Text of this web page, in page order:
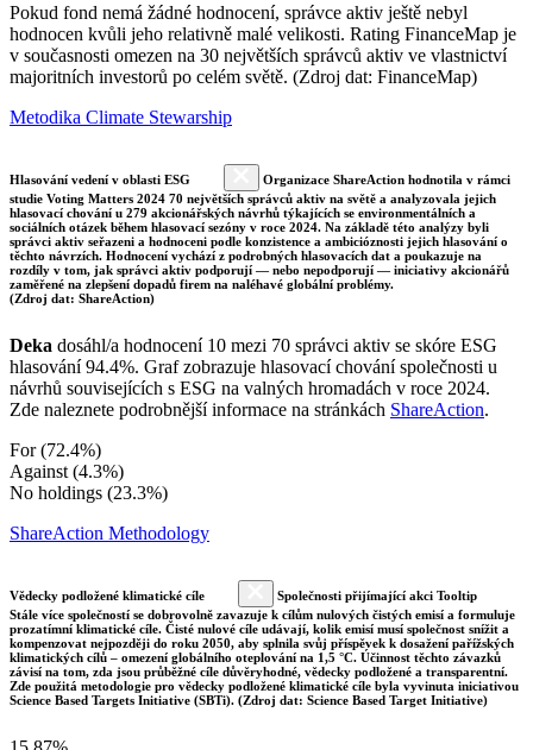
Pokud fond nemá žádné hodnocení, správce aktiv ještě nebyl
hodnocen kvůli jeho relativně malé velikosti. Rating FinanceMap je
v současnosti omezen na 30 největších správců aktiv ve vlastnictví
majoritních investorů po celém světě. (Zdroj dat: FinanceMap)
Metodika Climate Stewarship
Hlasování vedení v oblasti ESG
Organizace ShareAction hodnotila v rámci
studie Voting Matters 2024 70 největších správců aktiv na světě a analyzovala jejich
hlasovací chování u 279 akcionářských návrhů týkajících se environmentálních a
sociálních otázek během hlasovací sezóny v roce 2024. Na základě této analýzy byli
správci aktiv seřazeni a hodnoceni podle konzistence a ambicióznosti jejich hlasování o
těchto návrzích. Hodnocení vychází z podrobných hlasovacích dat a poukazuje na
rozdíly v tom, jak správci aktiv podporují — nebo nepodporují — iniciativy akcionářů
zaměřené na zlepšení dopadů firem na naléhavé globální problémy.
(Zdroj dat: ShareAction)
Deka dosáhl/a hodnocení 10 mezi 70 správci aktiv se skóre ESG
hlasování 94.4%. Graf zobrazuje hlasovací chování společnosti u
návrhů souvisejících s ESG na valných hromadách v roce 2024.
Zde naleznete podrobnější informace na stránkách ShareAction.
For (72.4%)
Against (4.3%)
No holdings (23.3%)
ShareAction Methodology
Vědecky podložené klimatické cíle
Společnosti přijímající akci Tooltip
Stále více společností se dobrovolně zavazuje k cílům nulových čistých emisí a formuluje
prozatímní klimatické cíle. Čisté nulové cíle udávají, kolik emisí musí společnost snížit a
kompenzovat nejpozději do roku 2050, aby splnila svůj příspěvek k dosažení pařížských
klimatických cílů – omezení globálního oteplování na 1,5 °C. Účinnost těchto závazků
závisí na tom, zda jsou průběžné cíle důvěryhodné, vědecky podložené a transparentní.
Zde použitá metodologie pro vědecky podložené klimatické cíle byla vyvinuta iniciativou
Science Based Targets Initiative (SBTi). (Zdroj dat: Science Based Target Initiative)